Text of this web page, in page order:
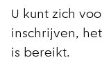
U kunt zich
inschrijven,
is bereikt.